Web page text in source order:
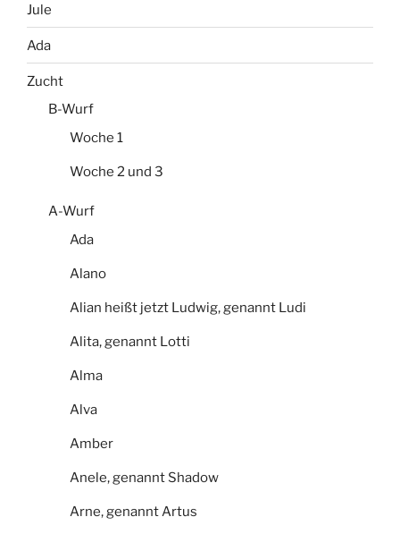
Jule
Ada
Zucht
B-Wurf
Woche 1
Woche 2 und 3
A-Wurf
Ada
Alano
Alian heißt jetzt Ludwig, genannt Ludi
Alita, genannt Lotti
Alma
Alva
Amber
Anele, genannt Shadow
Arne, genannt Artus